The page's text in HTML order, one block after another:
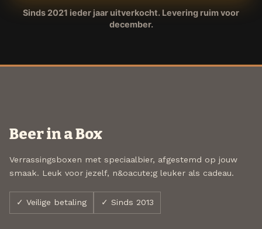
Sinds 2021 ieder jaar uitverkocht. Levering ruim voor
december.
Beer in a Box
Verrassingsboxen met speciaalbier, afgestemd op jouw
smaak. Leuk voor jezelf, n&oacute;g leuker als cadeau.
✓ Veilige betaling ✓ Sinds 2013